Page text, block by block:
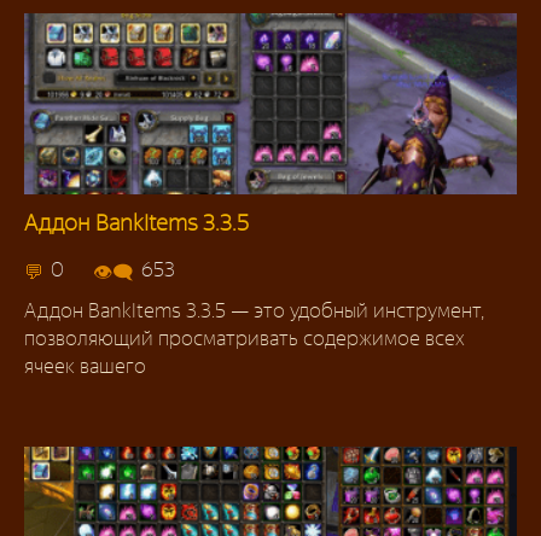
Аддон BankItems 3.3.5
0
653
Аддон BankItems 3.3.5 — это удобный инструмент,
позволяющий просматривать содержимое всех
ячеек вашего